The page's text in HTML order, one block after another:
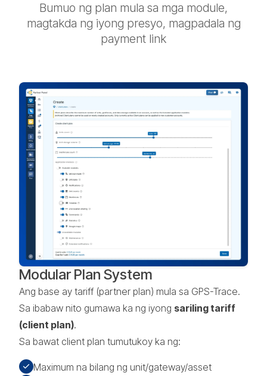
Bumuo ng plan mula sa mga module,
magtakda ng iyong presyo, magpadala ng
payment link
Modular Plan System
Ang base ay tariff (partner plan) mula sa GPS-Trace.
Sa ibabaw nito gumawa ka ng iyong sariling tariff
(client plan).
Sa bawat client plan tumutukoy ka ng:
Maximum na bilang ng unit/gateway/asset